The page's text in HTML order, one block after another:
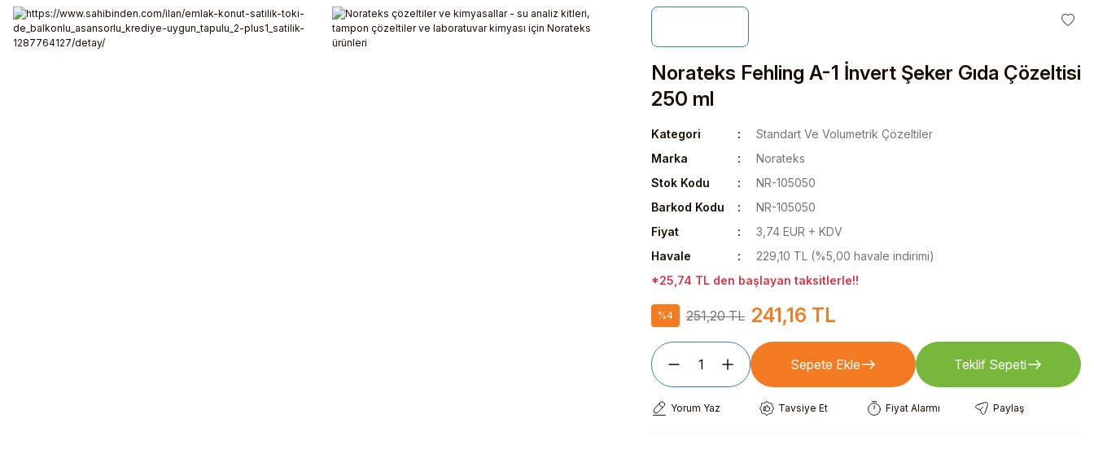
Norateks Fehling A-1 İnvert Şeker Gıda Çözeltisi
250 ml
Kategori
Standart Ve Volumetrik Çözeltiler
Marka
Norateks
Stok Kodu
NR-105050
Barkod Kodu
NR-105050
Fiyat
3,74 EUR + KDV
Havale
229,10 TL (%5,00 havale indirimi)
*25,74 TL den başlayan taksitlerle!!
%4 251,20 TL 241,16 TL
Sepete Ekle Teklif Sepeti
Yorum Yaz Tavsiye Et Fiyat Alarmı Paylaş